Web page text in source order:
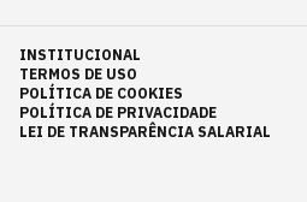
INSTITUCIONAL
TERMOS DE USO
POLÍTICA DE COOKIES
POLÍTICA DE PRIVACIDADE
LEI DE TRANSPARÊNCIA SALARIAL